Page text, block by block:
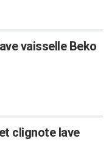
vaisselle Beko
clignote lave